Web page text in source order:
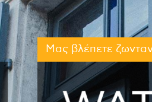
Μας βλέπετε